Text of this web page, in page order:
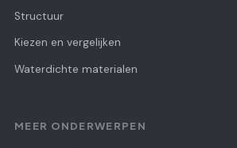
Structuur
Kiezen en vergelijken
Waterdichte materialen
MEER ONDERWERPEN